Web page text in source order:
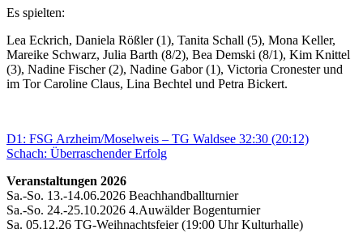
Es spielten:
Lea Eckrich, Daniela Rößler (1), Tanita Schall (5), Mona Keller,
Mareike Schwarz, Julia Barth (8/2), Bea Demski (8/1), Kim Knittel
(3), Nadine Fischer (2), Nadine Gabor (1), Victoria Cronester und
im Tor Caroline Claus, Lina Bechtel und Petra Bickert.
Beitragsnavigation
Vorheriger
Beitrag:
D1: FSG Arzheim/Moselweis – TG Waldsee 32:30 (20:12)
Nächster
Schach: Überraschender Erfolg
Veranstaltungen 2026
Sa.-So. 13.-14.06.2026 Beachhandballturnier
Sa.-So. 24.-25.10.2026 4.Auwälder Bogenturnier
Sa. 05.12.26 TG-Weihnachtsfeier (19:00 Uhr Kulturhalle)